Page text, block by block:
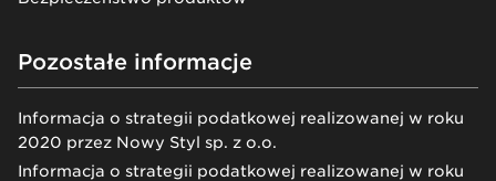
Pozostałe informacje
Informacja o strategii podatkowej realizowanej w roku
2020 przez Nowy Styl sp. z o.o.
Informacja o strategii podatkowej realizowanej w roku